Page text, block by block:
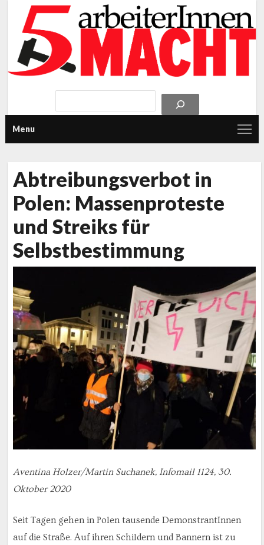
Menu
Abtreibungsverbot in
Polen: Massenproteste
und Streiks für
Selbstbestimmung
Aventina Holzer/Martin Suchanek, Infomail 1124, 30.
Oktober 2020
Seit Tagen gehen in Polen tausende DemonstrantInnen
auf die Straße. Auf ihren Schildern und Bannern ist zu